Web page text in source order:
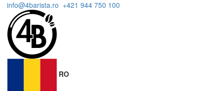
info@4barista.ro +421 944 750 100
RO